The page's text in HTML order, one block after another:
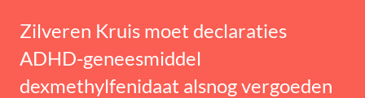
Zilveren Kruis moet declaraties
ADHD-geneesmiddel
dexmethylfenidaat alsnog vergoeden